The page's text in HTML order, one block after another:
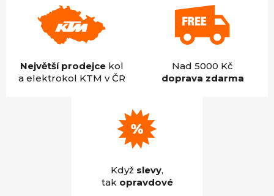
Největší prodejcekol
a elektrokol KTM v ČR
Nad 5000 Kč
doprava zdarma
Když slevy,
tak opravdové